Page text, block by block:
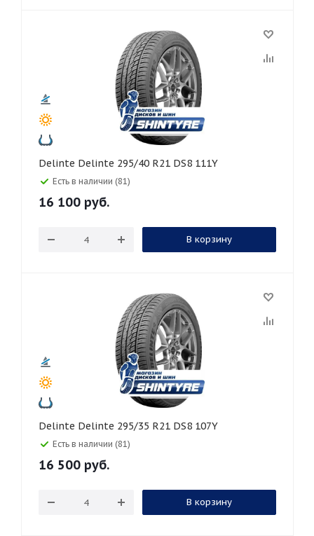
Delinte Delinte 295/40 R21 DS8 111Y
Есть в наличии (81)
16 100 руб.
В корзину
Delinte Delinte 295/35 R21 DS8 107Y
Есть в наличии (81)
16 500 руб.
В корзину